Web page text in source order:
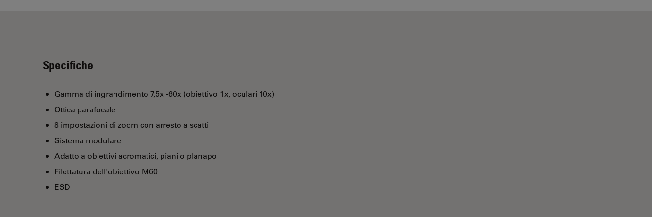
Specifiche
Gamma di ingrandimento 7,5x -60x (obiettivo 1x, oculari 10x)
Ottica parafocale
8 impostazioni di zoom con arresto a scatti
Sistema modulare
Adatto a obiettivi acromatici, piani o planapo
Filettatura dell'obiettivo M60
ESD